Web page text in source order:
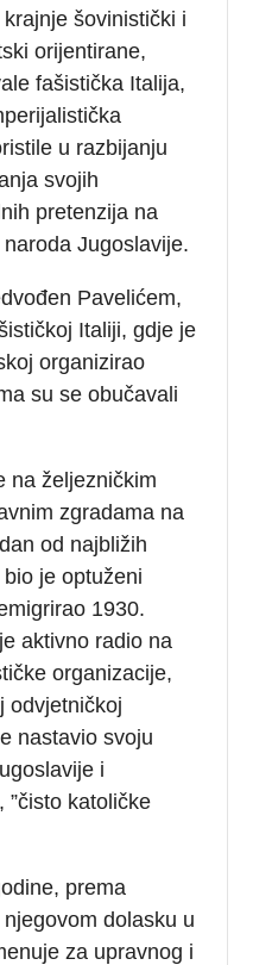
šovinistički i
orijentirane,
fašistička Italija,
u razbijanju
svojih
pretenzija na
Jugoslavije.
Pavelićem,
Italiji, gdje je
organizirao
su se obučavali
na željezničkim
zgradama na
od najbližih
je optuženi
1930.
aktivno radio na
organizacije,
odvjetničkoj
nastavio svoju
i
”čisto katoličke
prema
dolasku u
za upravnog i